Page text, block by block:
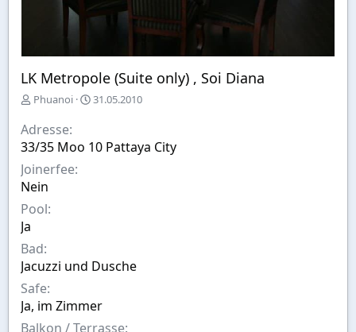
LK Metropole (Suite only) , Soi Diana
E
s
t
e
l
l
v
Phuanoi
A
w
a
31.05.2010
Adresse
33/35 Moo 10 Pattaya City
Joinerfee
Nein
Pool
Ja
Bad
Jacuzzi und Dusche
Safe
Ja, im Zimmer
Balkon / Terrasse